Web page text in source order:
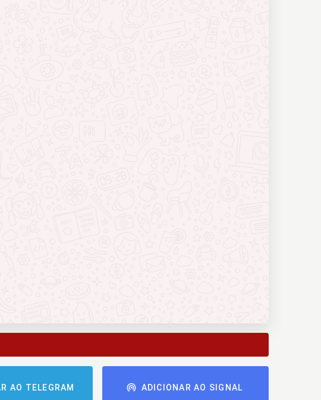
AO TELEGRAM ADICIONAR AO SIGNAL